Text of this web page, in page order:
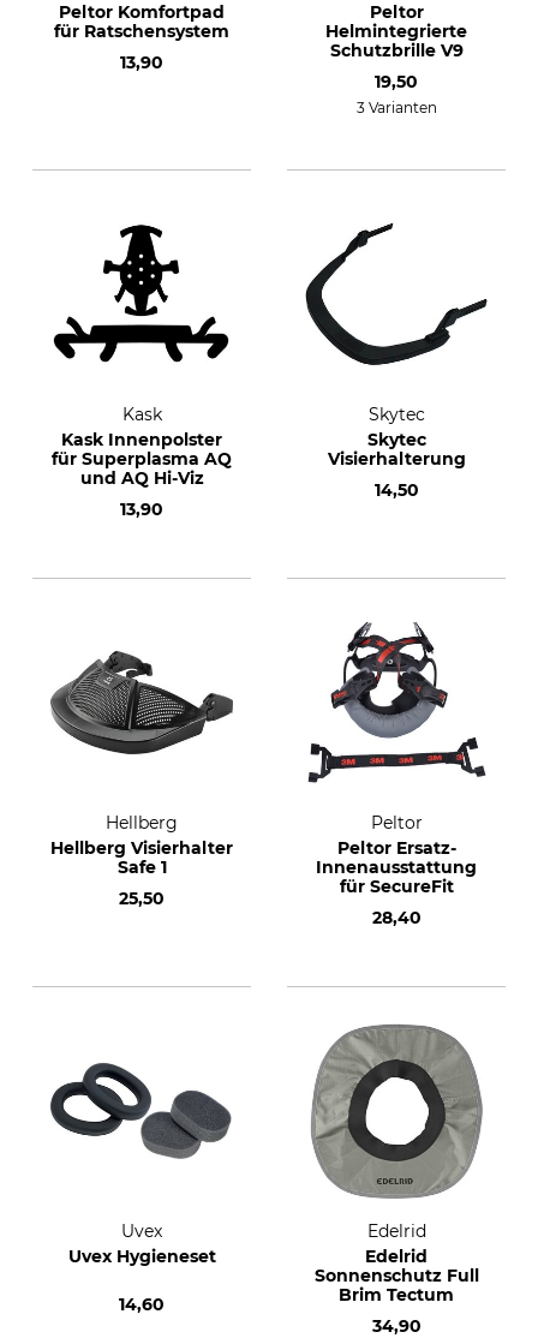
Peltor Komfortpad
für Ratschensystem
13,90
Peltor
Helmintegrierte
Schutzbrille V9
19,50
3 Varianten
Kask
Kask Innenpolster
für Superplasma AQ
und AQ Hi-Viz
13,90
Skytec
Skytec
Visierhalterung
14,50
Hellberg
Hellberg Visierhalter
Safe 1
25,50
Peltor
Peltor Ersatz-
Innenausstattung
für SecureFit
28,40
Uvex
Uvex Hygieneset
14,60
Edelrid
Edelrid
Sonnenschutz Full
Brim Tectum
34,90